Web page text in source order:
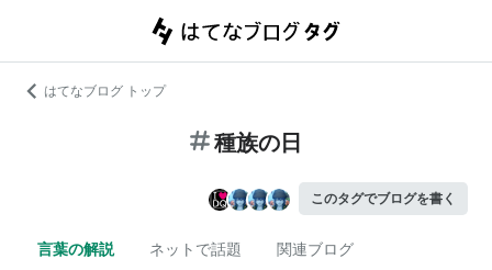
はてなブログ トップ
種族の日
このタグでブログを書く
言葉の解説 ネットで話題 関連ブログ